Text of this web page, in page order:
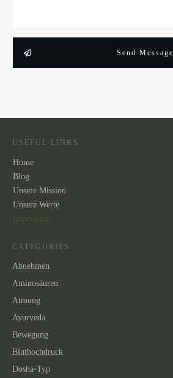
Send Message
USEFUL LINKS
Home
Blog
Unsere Mission
Unsere Werte
Impressum
CATEGORIES
Abnehmen
Aminosäuren
Atmung
Ayurveda
Bewegung
Bluthochdruck
Dosha-Typ